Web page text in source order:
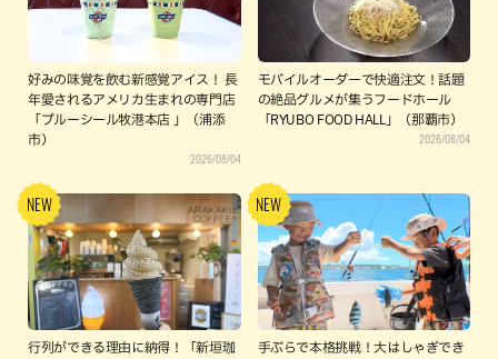
好みの味覚を飲む新感覚アイス！ 長
年愛されるアメリカ生まれの専門店
「ブルーシール牧港本店 」（浦添
市）
2026/08/04
モバイルオーダーで快適注文！話題
の絶品グルメが集うフードホール
「RYUBO FOOD HALL」（那覇市）
2026/08/04
行列ができる理由に納得！「新垣珈
手ぶらで本格挑戦！大はしゃぎでき